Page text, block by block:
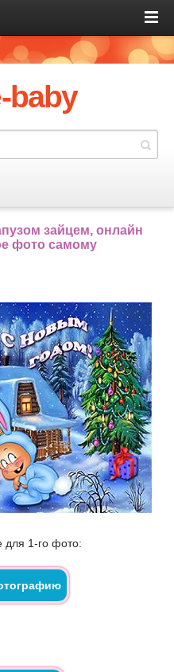
baby
зайцем, онлайн
фото самому
для 1-го фото: